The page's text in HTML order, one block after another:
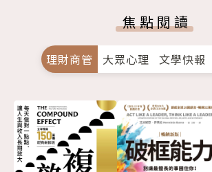
焦點閱讀
理財商管 大眾心理 文學快報